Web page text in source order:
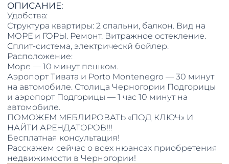
ОПИСАНИЕ:
Удобства:
Структура квартиры: 2 спальни, балкон. Вид на
МОРЕ и ГОРЫ. Ремонт. Витражное остекление.
Сплит-система, электрическй бойлер.
Расположение:
Море — 10 минут пешком.
Аэропорт Тивата и Porto Montenegro — 30 минут
на автомобиле. Столица Черногории Подгорицы
и аэропорт Подгорицы — 1 час 10 минут на
автомобиле.
ПОМОЖЕМ МЕБЛИРОВАТЬ «ПОД КЛЮЧ» И
НАЙТИ АРЕНДАТОРОВ!!!
Бесплатная консультация!
Расскажем сейчас о всех нюансах приобретения
недвижимости в Черногории!